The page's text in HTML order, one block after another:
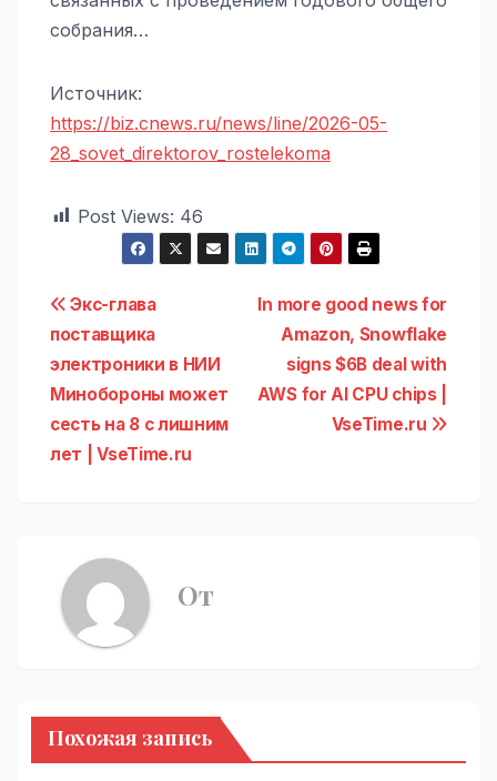
собрания…
Источник:
https://biz.cnews.ru/news/line/2026-05-
28_sovet_direktorov_rostelekoma
Post Views: 46
Навигация
по
записям
In more good news for
Amazon, Snowflake
signs $6B deal with
AWS for AI CPU chips |
VseTime.ru
Экс-глава
поставщика
электроники в НИИ
Минобороны может
сесть на 8 с лишним
лет | VseTime.ru
От
Похожая запись